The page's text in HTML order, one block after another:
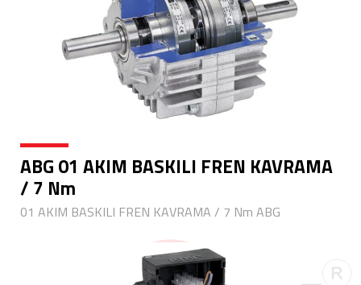
ABG 01 AKIM BASKILI FREN KAVRAMA
/ 7 Nm
01 AKIM BASKILI FREN KAVRAMA / 7 Nm ABG